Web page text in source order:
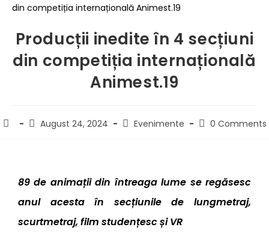
Producții inedite în 4 secțiuni
din competiția internațională
Animest.19
August 24, 2024 Evenimente 0 Comments
89 de animații din întreaga lume se regăsesc
anul acesta în secțiunile de lungmetraj,
scurtmetraj, film studențesc și VR